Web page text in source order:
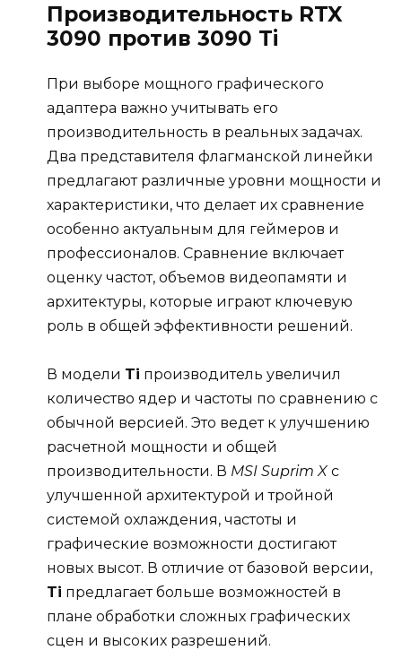
Производительность RTX
3090 против 3090 Ti
При выборе мощного графического
адаптера важно учитывать его
производительность в реальных задачах.
Два представителя флагманской линейки
предлагают различные уровни мощности и
характеристики, что делает их сравнение
особенно актуальным для геймеров и
профессионалов. Сравнение включает
оценку частот, объемов видеопамяти и
архитектуры, которые играют ключевую
роль в общей эффективности решений.
В модели Ti производитель увеличил
количество ядер и частоты по сравнению с
обычной версией. Это ведет к улучшению
расчетной мощности и общей
производительности. В MSI Suprim X с
улучшенной архитектурой и тройной
системой охлаждения, частоты и
графические возможности достигают
новых высот. В отличие от базовой версии,
Ti предлагает больше возможностей в
плане обработки сложных графических
сцен и высоких разрешений.